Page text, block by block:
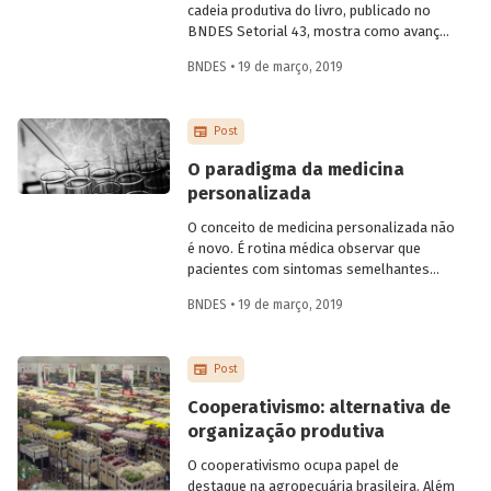
tais objetivos.
cadeia produtiva do livro, publicado no
BNDES Setorial 43, mostra como avanços
mudanças na indústria do livro. Criamos
principais atores envolvidos na produção
do livro no Brasil, no intuito de auxiliar na
BNDES • 19 de março, 2019
Post
O paradigma da medicina
personalizada
O conceito de medicina personalizada não
é novo. É rotina médica observar que
pacientes com sintomas semelhantes
causas distintas. Da mesma forma, o
resposta em determinados pacientes com
uma enfermidade, mas não em outros
doença. A base da medicina personalizada
reside no reconhecimento de que
diferentes grupos de indivíduos têm
características genômicas específicas e
BNDES • 19 de março, 2019
Post
Cooperativismo: alternativa de
organização produtiva
O cooperativismo ocupa papel de
destaque na agropecuária brasileira. Além